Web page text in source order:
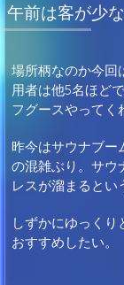
午前は客が少
場所柄なのか今回
用者は他5名ほど
フグースやってく
昨今はサウナブー
の混雑ぶり。サウ
レスが溜まるとい
しずかにゆっく
おすすめしたい。